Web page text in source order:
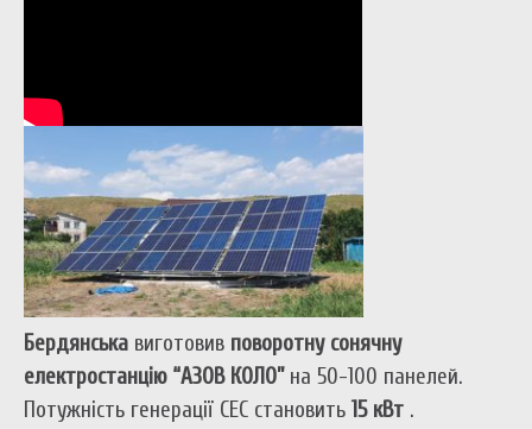
Бердянська виготовив поворотну сонячну
електростанцію “АЗОВ КОЛО”на 50-100 панелей.
Потужність генерації СЕС становить 15 кВт .